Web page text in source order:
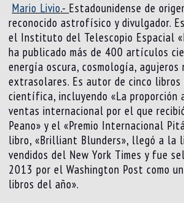
Mario Livio.- Estadounidense de
reconocido astrofísico y divulgador.
el Instituto del Telescopio Espacial
ha publicado más de 400 artículos
energía oscura, cosmología, agujeros
extrasolares. Es autor de cinco libros
científica, incluyendo «La proporción
ventas internacional por el que
Peano» y el «Premio Internacional
libro, «Brilliant Blunders», llegó a la
vendidos del New York Times y fue
2013 por el Washington Post como
libros del año».